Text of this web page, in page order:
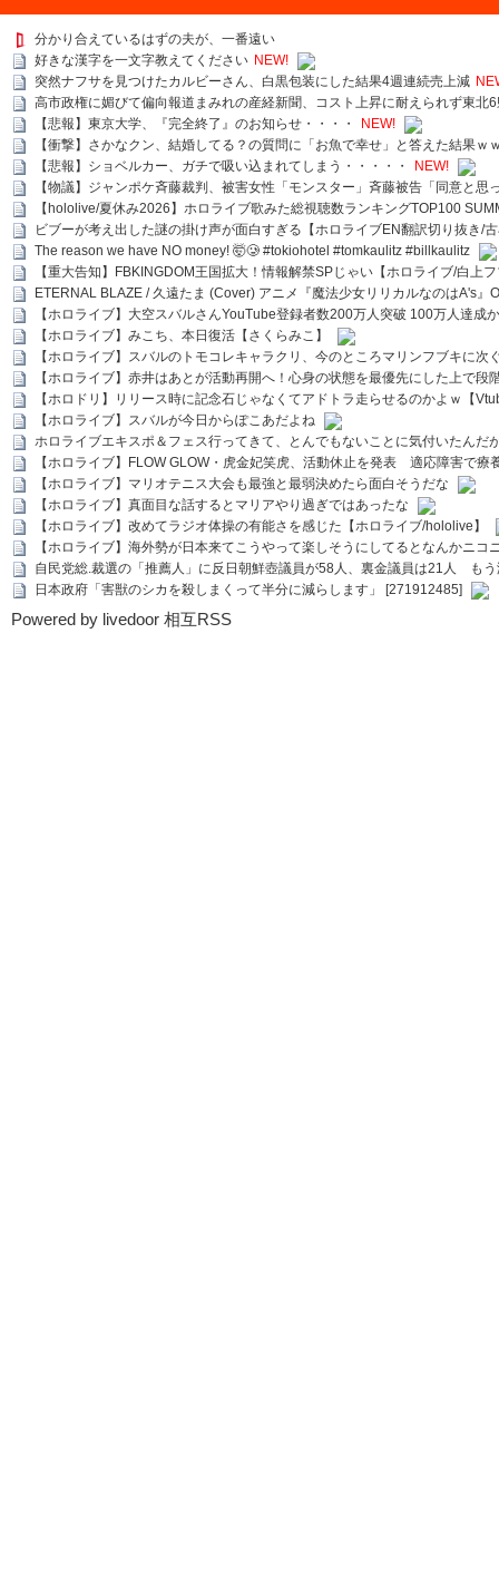
分かり合えているはずの夫が、一番遠い
好きな漢字を一文字教えてください NEW!
突然ナフサを見つけたカルビーさん、白黒包装にした結果4週連続売上減
高市政権に媚びて偏向報道まみれの産経新聞、コスト上昇に耐えられず東北
【悲報】東京大学、『完全終了』のお知らせ・・・・
NEW!
【衝撃】さかなクン、結婚してる？の質問に「お魚で幸せ」と答えた結果ｗ
【悲報】ショベルカー、ガチで吸い込まれてしまう・・・・・
NEW!
【物議】ジャンポケ斉藤裁判、被害女性「モンスター」斉藤被告「同意と
【hololive/夏休み2026】ホロライブ歌みた総視聴数ランキングTOP100
ビブーが考え出した謎の掛け声が面白すぎる【ホロライブEN翻訳切り抜き/
The reason we have NO money! 🤯🥲 #tokiohotel #tomkaulitz #billkaulitz
【重大告知】FBKINGDOM王国拡大！情報解禁SPじゃい【ホロライブ/白上
ETERNAL BLAZE / 久遠たま (Cover) アニメ『魔法少女リリカルなのはA's』
【ホロライブ】大空スバルさんYouTube登録者数200万人突破 100万人達成
【ホロライブ】みこち、本日復活【さくらみこ】
【ホロライブ】スバルのトモコレキャラクリ、今のところマリンフブキに
【ホロライブ】赤井はあとが活動再開へ！心身の状態を最優先にした上で段
【ホロドリ】リリース時に記念石じゃなくてアドトラ走らせるのかよｗ【
【ホロライブ】スバルが今日からぽこあだよね
ホロライブエキスポ＆フェス行ってきて、とんでもないことに気付いたんだ
【ホロライブ】FLOW GLOW・虎金妃笑虎、活動休止を発表 適応障害で療
【ホロライブ】マリオテニス大会も最強と最弱決めたら面白そうだな
【ホロライブ】真面目な話するとマリアやり過ぎではあったな
【ホロライブ】改めてラジオ体操の有能さを感じた【ホロライブ/hololive】
【ホロライブ】海外勢が日本来てこうやって楽しそうにしてるとなんかニコ
自民党総.裁選の「推薦人」に反日朝鮮壺議員が58人、裏金議員は21人 も
日本政府「害獣のシカを殺しまくって半分に減らします」 [271912485]
Powered by livedoor 相互RSS